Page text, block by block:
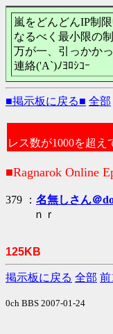
嵐をどんどんIP制
なるべく最小限の
万が一、引っかか
連絡('A`)ﾉﾖﾛｼｺｰ
■掲示板に戻る■ 全部
レス数が1000を超
■Ragnarok Online
379 ： 名無しさん＠
ｎｒ
125KB
掲示板に戻る 全部 前
0ch BBS 2007-01-24